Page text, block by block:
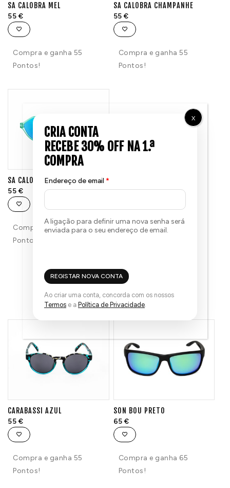
SA CALOBRA MEL
55 €
Compra e ganha 55
Pontos!
SA CALOBRA CHAMPANHE
55 €
Compra e ganha 55
Pontos!
SA CALOBRA VERDE
55 €
Compra e ganha 55
Pontos!
TAMBÉM PODE GOSTAR...
CARABASSI AZUL
55 €
Compra e ganha 55
Pontos!
SON BOU PRETO
65 €
Compra e ganha 65
Pontos!
Endereço de email *
A ligação para definir uma nova senha será
enviada para o seu endereço de email.
REGISTAR NOVA CONTA
Ao criar uma conta, concorda com os nossos
Termos e a Política de Privacidade.
X